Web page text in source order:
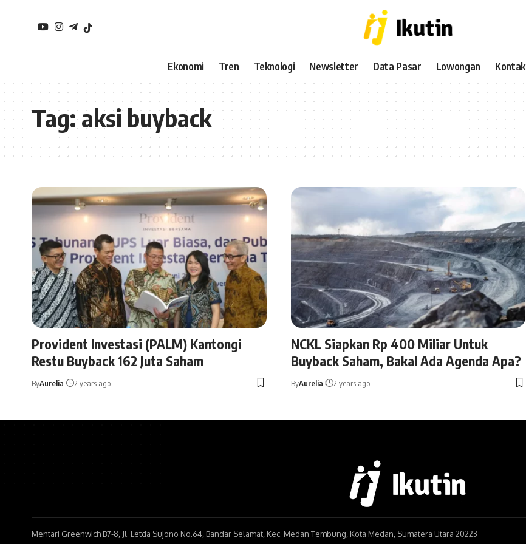
Ekonomi Tren Teknologi Newsletter Data Pasar Lowongan Kontak
Tag:aksi buyback
Provident Investasi (PALM) Kantongi
Restu Buyback 162 Juta Saham
ByAurelia 2 years ago
NCKL Siapkan Rp 400 Miliar Untuk
Buyback Saham, Bakal Ada Agenda Apa?
ByAurelia 2 years ago
Mentari Greenwich B7-8, Jl. Letda Sujono No.64, Bandar Selamat, Kec. Medan Tembung, Kota Medan, Sumatera Utara 20223